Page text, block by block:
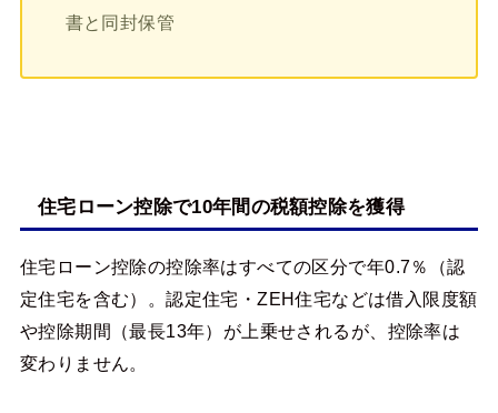
書と同封保管
住宅ローン控除で10年間の税額控除を獲得
住宅ローン控除の控除率はすべての区分で年0.7％（認
定住宅を含む）。認定住宅・ZEH住宅などは借入限度額
や控除期間（最長13年）が上乗せされるが、控除率は
変わりません。